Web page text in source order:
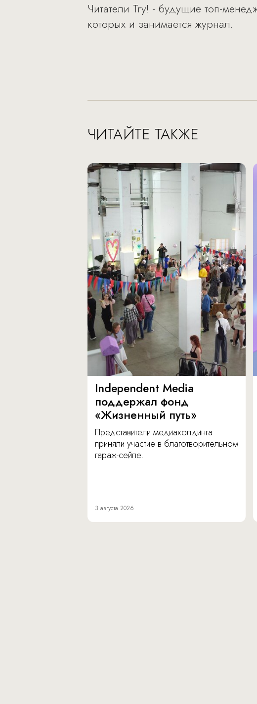
Читатели Try! - будущие топ-
которых и занимается журнал.
ЧИТАЙТЕ ТАКЖЕ
Independent Media
поддержал фонд
«Жизненный путь»
Представители медиахолдинга
приняли участие в благотворительном
гараж-сейле.
3 августа 2026